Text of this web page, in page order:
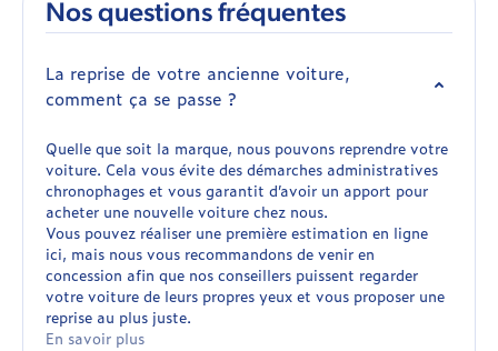
Nos questions fréquentes
La reprise de votre ancienne voiture,
comment ça se passe ?
Quelle que soit la marque, nous pouvons reprendre votre
voiture. Cela vous évite des démarches administratives
chronophages et vous garantit d’avoir un apport pour
acheter une nouvelle voiture chez nous.
Vous pouvez réaliser une première estimation en ligne
ici, mais nous vous recommandons de venir en
concession afin que nos conseillers puissent regarder
votre voiture de leurs propres yeux et vous proposer une
reprise au plus juste.
En savoir plus